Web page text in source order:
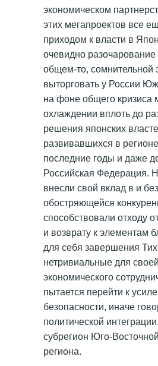
экономическом
этих мегапроектов все
приходом к власти в
очевидно
общем-то, сомнительной
выторговать у России
на фоне общего
охлаждении вплоть до
решения японских
развивавшихся в
последние годы и даже
Российская Федерация.
внесли свой вклад в и
обостряющейся
способствовали отходу
и возврату к элементам
для себя завершения
нетривиальные для
экономического
пытается перейти к
безопасности, иначе
политической
субрегион Юго-
региона.